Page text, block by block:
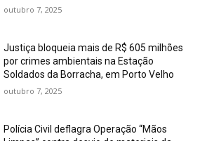
outubro 7, 2025
Justiça bloqueia mais de R$ 605 milhões
por crimes ambientais na Estação
Soldados da Borracha, em Porto Velho
outubro 7, 2025
Polícia Civil deflagra Operação “Mãos